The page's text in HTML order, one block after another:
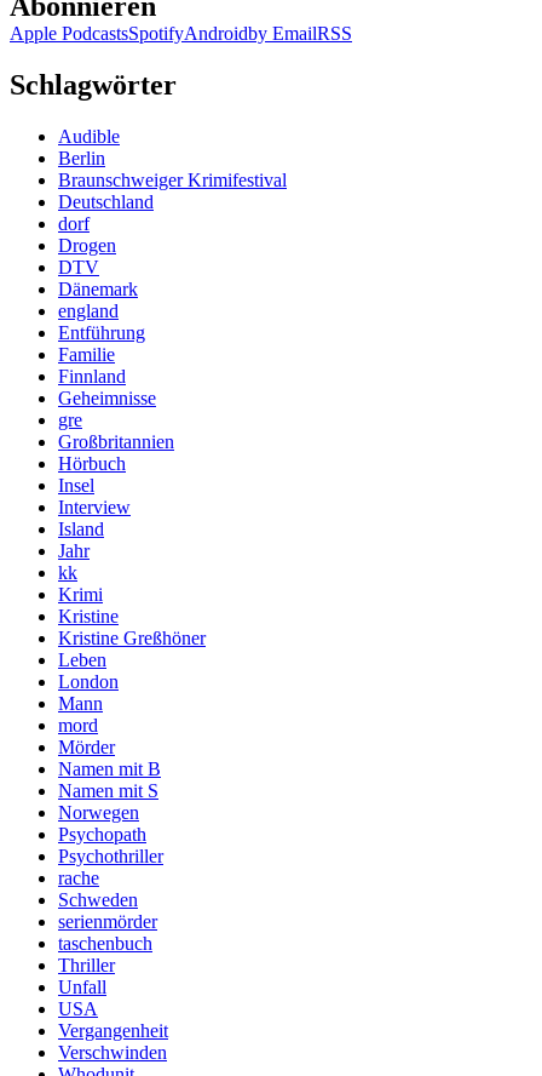
Abonnieren
Apple PodcastsSpotifyAndroidby EmailRSS
Schlagwörter
Audible
Berlin
Braunschweiger Krimifestival
Deutschland
dorf
Drogen
DTV
Dänemark
england
Entführung
Familie
Finnland
Geheimnisse
gre
Großbritannien
Hörbuch
Insel
Interview
Island
Jahr
kk
Krimi
Kristine
Kristine Greßhöner
Leben
London
Mann
mord
Mörder
Namen mit B
Namen mit S
Norwegen
Psychopath
Psychothriller
rache
Schweden
serienmörder
taschenbuch
Thriller
Unfall
USA
Vergangenheit
Verschwinden